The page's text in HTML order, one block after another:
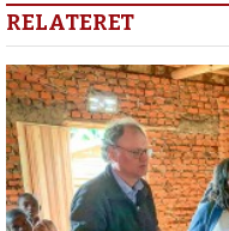
RELATERET